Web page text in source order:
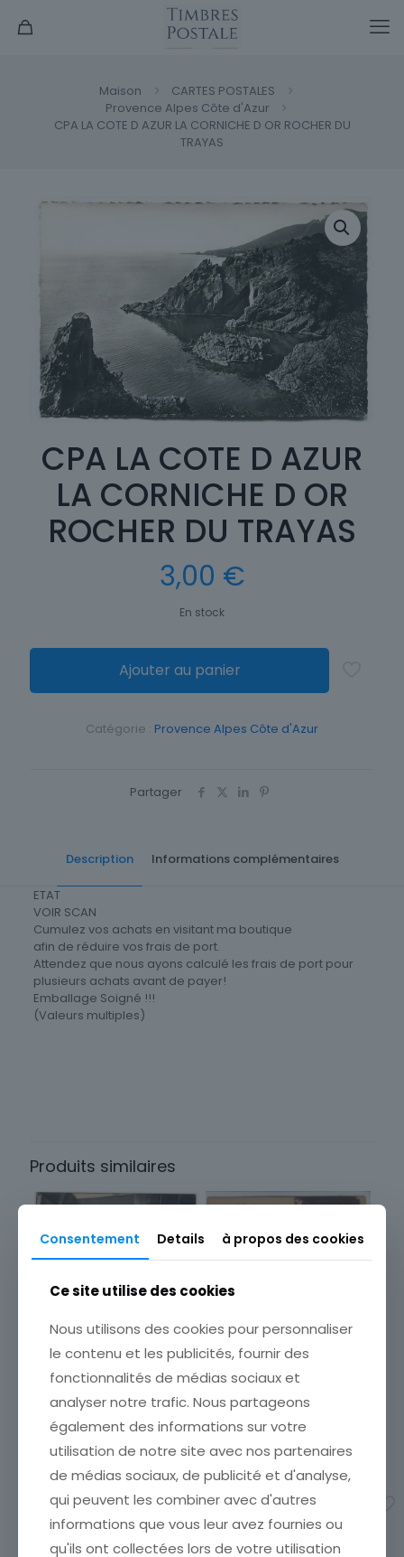
Maison
CARTES POSTALES
Provence Alpes Côte d'Azur
CPA LA COTE D AZUR LA CORNICHE D OR ROCHER DU
TRAYAS
CPA LA COTE D AZUR
LA CORNICHE D OR
ROCHER DU TRAYAS
3,00 €
En stock
Ajouter au panier
Catégorie : Provence Alpes Côte d'Azur
Partager
Description Informations complémentaires
ETAT
VOIR SCAN
Cumulez vos achats en visitant ma boutique
afin de réduire vos frais de port.
Attendez que nous ayons calculé les frais de port pour
plusieurs achats avant de payer!
Emballage Soigné !!!
(Valeurs multiples)
Produits similaires
CARTE POSTALE
DU MUSEE SALLE PEINTURE
ARMURE DE FRANCOIS 1°
CARTE POSTALE
DRAGUIGNAN INTERIEUR DU
MUSEE SALLE PEINTURE
ARMURE DE FRANCOIS 1°
5,00€
Ajouter au panier
CARTE POSTALE CANNES
VUE GENERALE ET LES ILES
ETAT VOIR SCAN Cumulez
vos achats en visitant ma
vos frais de port. Attendez
que nous ayons calculé les
frais de port
[…]
4,00€
Ajouter au panier
Consentement Details à propos des cookies
Ce site utilise des cookies
Nous utilisons des cookies pour personnaliser
le contenu et les publicités, fournir des
fonctionnalités de médias sociaux et
analyser notre trafic. Nous partageons
également des informations sur votre
utilisation de notre site avec nos partenaires
de médias sociaux, de publicité et d'analyse,
qui peuvent les combiner avec d'autres
informations que vous leur avez fournies ou
qu'ils ont collectées lors de votre utilisation